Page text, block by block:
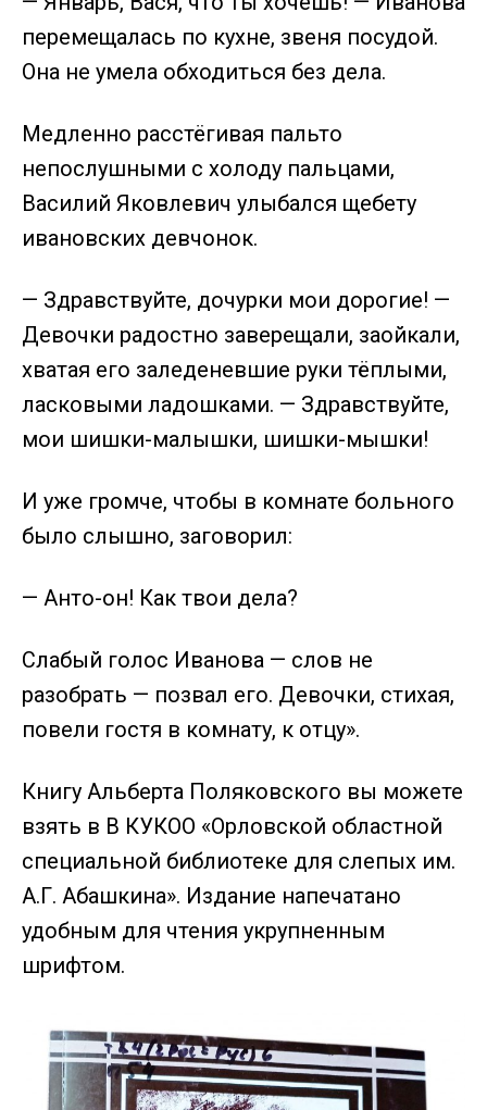
перемещалась по кухне, звеня посудой.
Она не умела обходиться без дела.
Медленно расстёгивая пальто
непослушными с холоду пальцами,
Василий Яковлевич улыбался щебету
ивановских девчонок.
— Здравствуйте, дочурки мои дорогие! —
Девочки радостно заверещали, заойкали,
хватая его заледеневшие руки тёплыми,
ласковыми ладошками. — Здравствуйте,
мои шишки-малышки, шишки-мышки!
И уже громче, чтобы в комнате больного
было слышно, заговорил:
— Анто-он! Как твои дела?
Слабый голос Иванова — слов не
разобрать — позвал его. Девочки, стихая,
повели гостя в комнату, к отцу».
Книгу Альберта Поляковского вы можете
взять в В КУКОО «Орловской областной
специальной библиотеке для слепых им.
А.Г. Абашкина». Издание напечатано
удобным для чтения укрупненным
шрифтом.